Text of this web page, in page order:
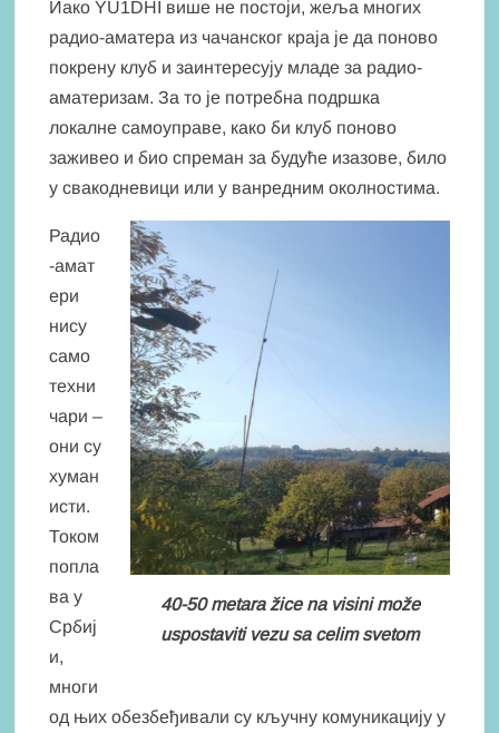
Иако YU1DHI више не постоји, жеља многих
радио-аматера из чачанског краја је да поново
покрену клуб и заинтересују младе за радио-
аматеризам. За то је потребна подршка
локалне самоуправе, како би клуб поново
заживео и био спреман за будуће изазове, било
у свакодневици или у ванредним околностима.
40-50 metara žice na visini može
uspostaviti vezu sa celim svetom
Радио
-амат
ери
нису
само
техни
чари –
они су
хуман
исти.
Током
попла
ва у
Србиј
и,
многи
од њих обезбеђивали су кључну комуникацију у